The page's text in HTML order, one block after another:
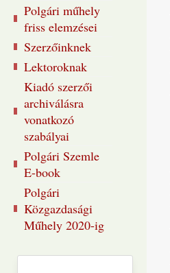
Polgári műhely
friss elemzései
Szerzőinknek
Lektoroknak
Kiadó szerzői
archiválásra
vonatkozó
szabályai
Polgári Szemle
E-book
Polgári
Közgazdasági
Műhely 2020-ig